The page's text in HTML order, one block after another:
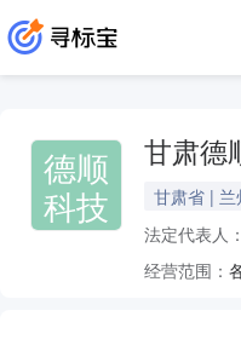
德顺
科技
甘肃德
甘肃省 | 兰
法定代表人：
经营范围：